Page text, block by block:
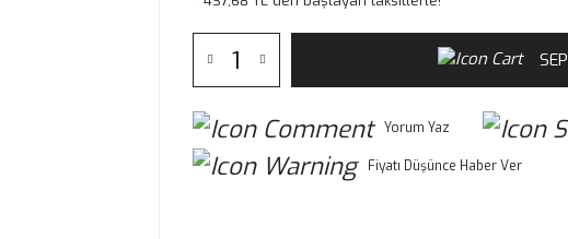
Yorum Yaz
Fiyatı Düşünce Haber Ver